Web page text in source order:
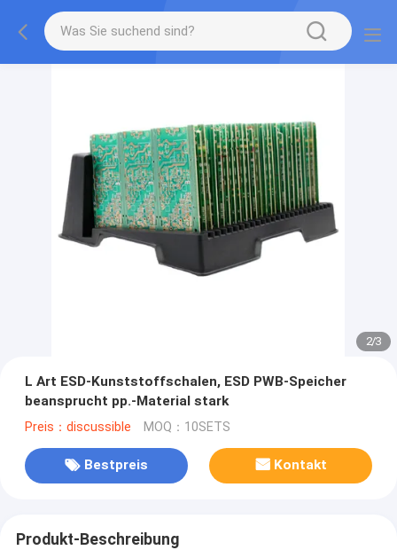
2/3
L Art ESD-Kunststoffschalen, ESD PWB-Speicher
beansprucht pp.-Material stark
Preis：discussible MOQ：10SETS
Bestpreis Kontakt
Produkt-Beschreibung